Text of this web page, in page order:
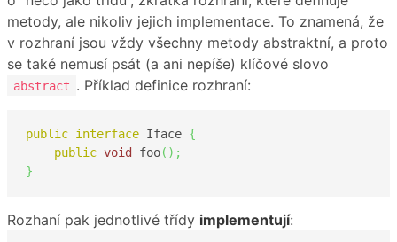
metody, ale nikoliv jejich implementace. To znamená, že
v rozhraní jsou vždy všechny metody abstraktní, a proto
se také nemusí psát (a ani nepíše) klíčové slovo
abstract . Příklad definice rozhraní:
public interface Iface {
public void foo( ) ;
}
Rozhaní pak jednotlivé třídy implementují: